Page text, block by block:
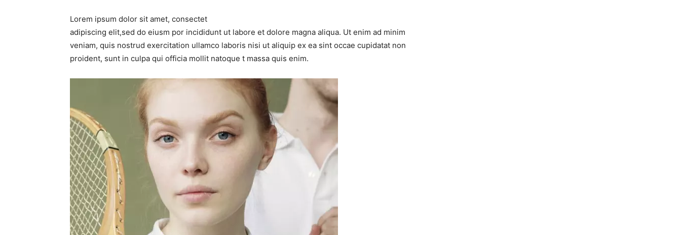
Lorem ipsum dolor sit amet, consectet
adipiscing elit,sed do eiusm por incididunt ut labore et dolore magna aliqua. Ut enim ad minim
veniam, quis nostrud exercitation ullamco laboris nisi ut aliquip ex ea sint occae cupidatat non
proident, sunt in culpa qui officia mollit natoque t massa quis enim.